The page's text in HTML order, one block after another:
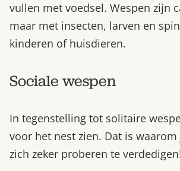
vullen met voedsel. Wespen zijn
maar met insecten, larven en
kinderen of huisdieren.
Sociale wespen
In tegenstelling tot solitaire
voor het nest zien. Dat is
zich zeker proberen te